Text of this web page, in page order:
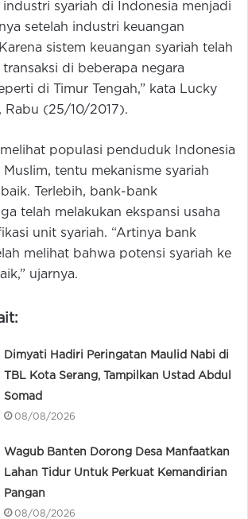
syariah di Indonesia menjadi
setelah industri keuangan
sistem keuangan syariah telah
di beberapa negara
di Timur Tengah,” kata Lucky
Rabu (25/10/2017).
populasi penduduk Indonesia
tentu mekanisme syariah
Terlebih, bank-bank
telah melakukan ekspansi usaha
unit syariah. “Artinya bank
melihat bahwa potensi syariah ke
ujarnya.
Dimyati Hadiri Peringatan Maulid Nabi di
TBL Kota Serang, Tampilkan Ustad Abdul
Somad
08/08/2026
Wagub Banten Dorong Desa Manfaatkan
Lahan Tidur Untuk Perkuat Kemandirian
Pangan
08/08/2026